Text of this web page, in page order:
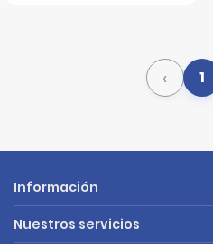
‹ 1
Información
Nuestros servicios